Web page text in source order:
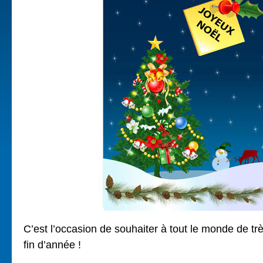
C’est l’occasion de souhaiter à tout le monde de
fin d’année !